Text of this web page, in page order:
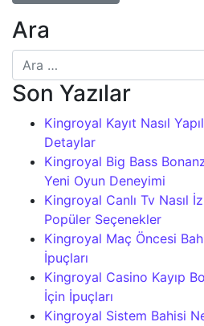
Ara
Arama:
Son Yazılar
Kingroyal Kayıt Nasıl
Detaylar
Kingroyal Big Bass
Yeni Oyun Deneyimi
Kingroyal Canlı Tv Nasıl
Popüler Seçenekler
Kingroyal Maç Öncesi
İpuçları
Kingroyal Casino Kayıp
İçin İpuçları
Kingroyal Sistem Bahisi